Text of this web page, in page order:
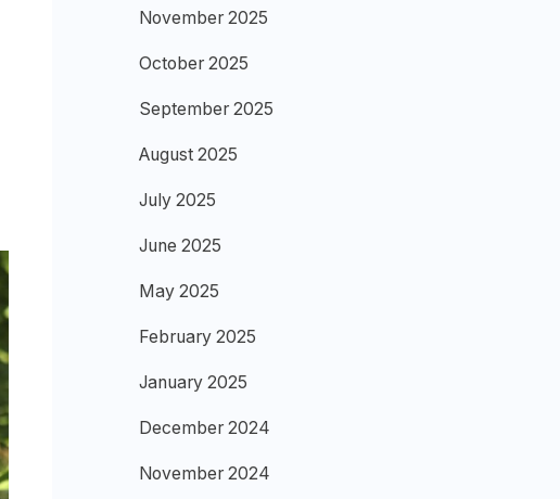
November 2025
October 2025
September 2025
August 2025
July 2025
June 2025
May 2025
February 2025
January 2025
December 2024
November 2024